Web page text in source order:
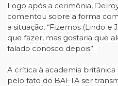
Logo após a cerimônia,
comentou sobre a forma
a situação. “Fizemos (Lindo
que fazer, mas gostaria que
falado conosco depois”.
A crítica à academia
pelo fato do BAFTA ser